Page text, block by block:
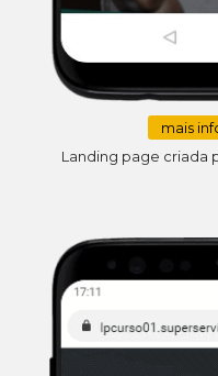
mais
Landing page criada